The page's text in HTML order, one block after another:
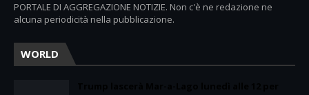
PORTALE DI AGGREGAZIONE NOTIZIE. Non c'è ne redazione ne
alcuna periodicità nella pubblicazione.
WORLD